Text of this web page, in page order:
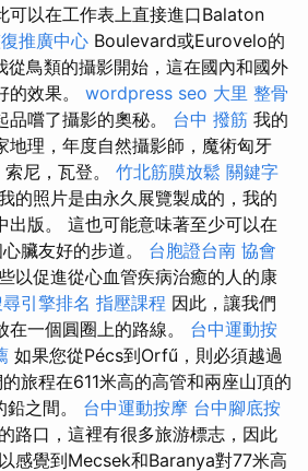
可以在工作表上直接進口Balaton
推廣中心 Boulevard或Eurovelo的
從鳥類的攝影開始，這在國內和國外
的效果。 wordpress seo 大里 整骨
嚐了攝影的奧秘。 台中 撥筋 我的
地理，年度自然攝影師，魔術匈牙
尼，瓦登。 竹北筋膜放鬆 關鍵字
的照片是由永久展覽製成的，我的
出版。 這也可能意味著至少可以在
臟友好的步道。 台胞證台南 協會
以促進從心血管疾病治癒的人的康
引擎排名 指壓課程 因此，讓我們
一個圓圈上的路線。 台中運動按
如果您從Pécs到Orfű，則必須越過
旅程在611米高的高管和兩座山頂的
之間。 台中運動按摩 台中腳底按
路口，這裡有很多旅游標志，因此
感覺到Mecsek和Baranya對77米高